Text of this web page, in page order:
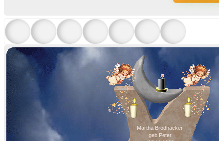
Martha Brodhäcker
geb Peter